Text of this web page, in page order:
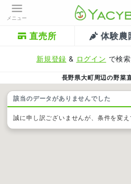
メニュー
直売所 体験農
新規登録 & ログイン で検
長野県大町周辺の野菜
該当のデータがありませんでした
誠に申し訳ございませんが、条件を変え